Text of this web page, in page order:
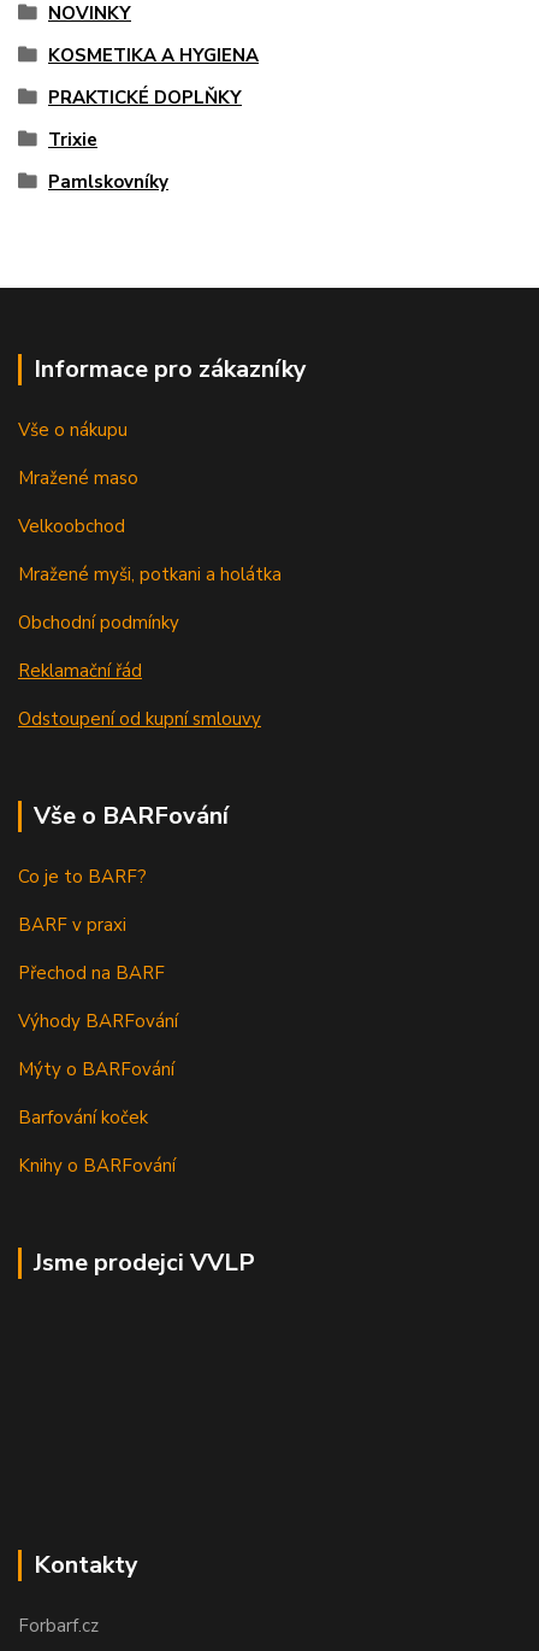
NOVINKY
KOSMETIKA A HYGIENA
PRAKTICKÉ DOPLŇKY
Trixie
Pamlskovníky
Informace pro zákazníky
Vše o nákupu
Mražené maso
Velkoobchod
Mražené myši, potkani a holátka
Obchodní podmínky
Reklamační řád
Odstoupení od kupní smlouvy
Vše o BARFování
Co je to BARF?
BARF v praxi
Přechod na BARF
Výhody BARFování
Mýty o BARFování
Barfování koček
Knihy o BARFování
Jsme prodejci VVLP
Kontakty
Forbarf.cz